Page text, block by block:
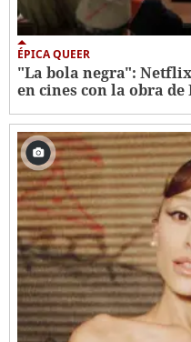
ÉPICA QUEER
"La bola negra":
en cines con la obra de